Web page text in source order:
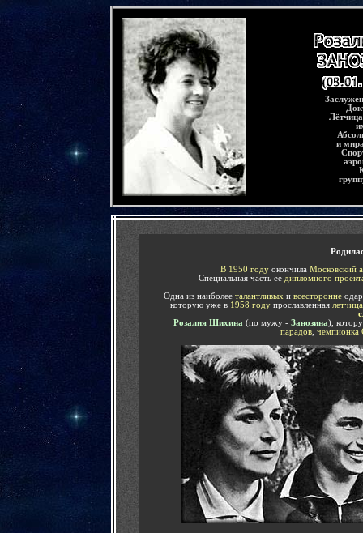
и
Р
В 1950 году окончила Московский
Специальная часть ее дипломного
Одна из наиболее талантливых и всесторонне
которую уже в 1958 годупрославленная летчица
Розалия Шихина (по мужу - Занозина),
парадов чемпионка